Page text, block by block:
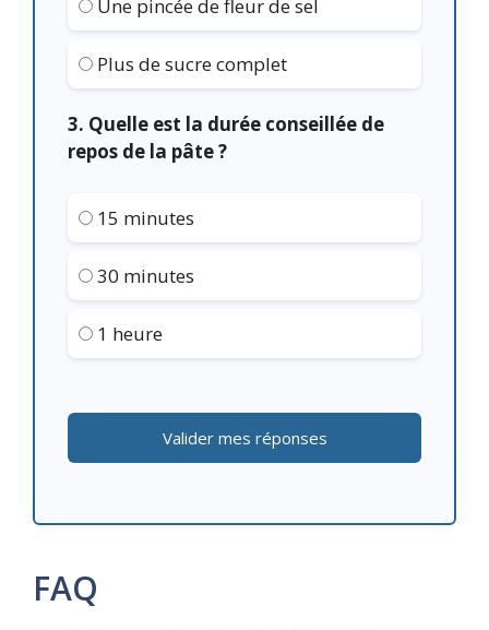
Une pincée de fleur de sel
Plus de sucre complet
3. Quelle est la durée conseillée de
repos de la pâte ?
15 minutes
30 minutes
1 heure
Valider mes réponses
FAQ